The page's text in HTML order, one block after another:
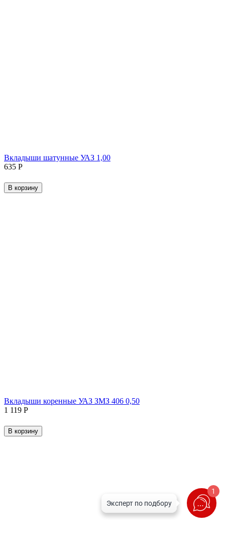
Вкладыши шатунные УАЗ 1,00
‍635‍ Р
В корзину
Вкладыши коренные УАЗ ЗМЗ 406 0,50
1 119 Р
В корзину
1